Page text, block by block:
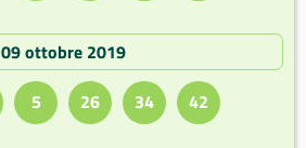
09 ottobre 2019
5 26 34 42